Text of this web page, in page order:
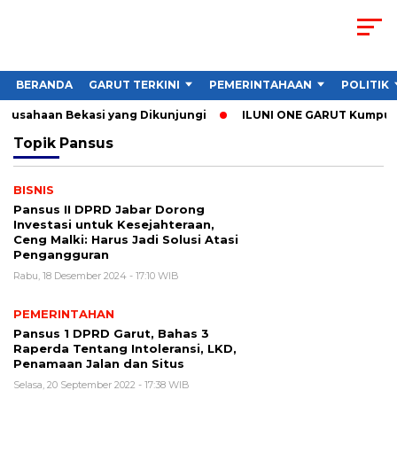
BERANDA GARUT TERKINI PEMERINTAHAAN POLITIK
Bekasi yang Dikunjungi ILUNI ONE GARUT
Topik Pansus
BISNIS
Pansus II DPRD Jabar Dorong
Investasi untuk Kesejahteraan,
Ceng Malki: Harus Jadi Solusi Atasi
Pengangguran
Rabu, 18 Desember 2024 - 17:10 WIB
PEMERINTAHAN
Pansus 1 DPRD Garut, Bahas 3
Raperda Tentang Intoleransi, LKD,
Penamaan Jalan dan Situs
Selasa, 20 September 2022 - 17:38 WIB